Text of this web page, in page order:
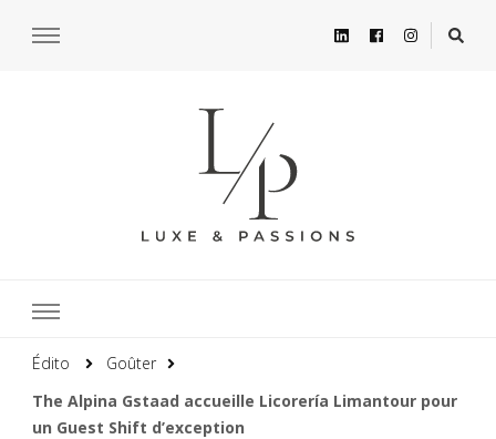
Édito
Goûter
The Alpina Gstaad accueille Licorería Limantour pour
un Guest Shift d’exception